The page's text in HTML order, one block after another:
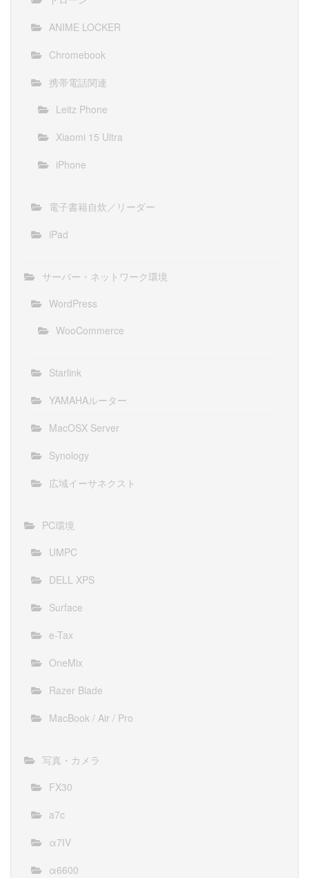
ANIME LOCKER
Chromebook
携帯電話関連
Leitz Phone
Xiaomi 15 Ultra
iPhone
電子書籍自炊／リーダー
iPad
サーバー・ネットワーク環境
WordPress
WooCommerce
Starlink
YAMAHAルーター
MacOSX Server
Synology
広域イーサネクスト
PC環境
UMPC
DELL XPS
Surface
e-Tax
OneMix
Razer Blade
MacBook / Air / Pro
写真・カメラ
FX30
a7c
α7IV
α6600